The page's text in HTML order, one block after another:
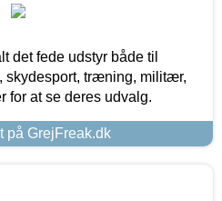
det fede udstyr både til
skydesport, træning, militær,
for at se deres udvalg.
på GrejFreak.dk